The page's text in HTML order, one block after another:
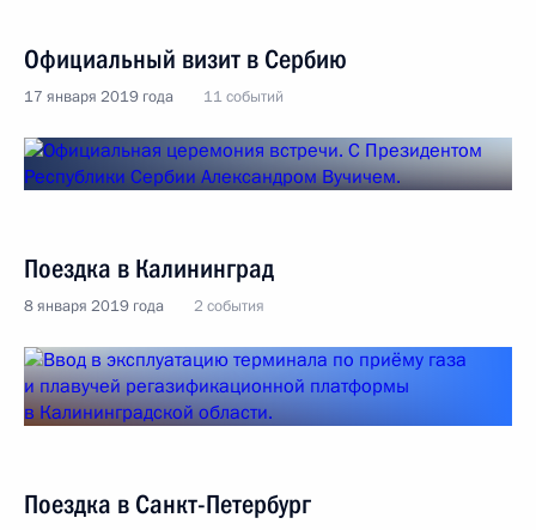
Официальный визит в Сербию
17 января 2019 года 11 событий
Поездка в Калининград
8 января 2019 года 2 события
Поездка в Санкт-Петербург